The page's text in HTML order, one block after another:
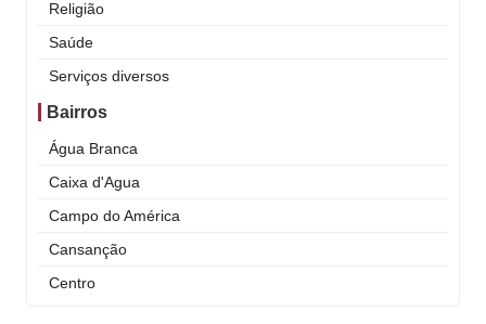
Religião
Saúde
Serviços diversos
Bairros
Água Branca
Caixa d'Agua
Campo do América
Cansanção
Centro